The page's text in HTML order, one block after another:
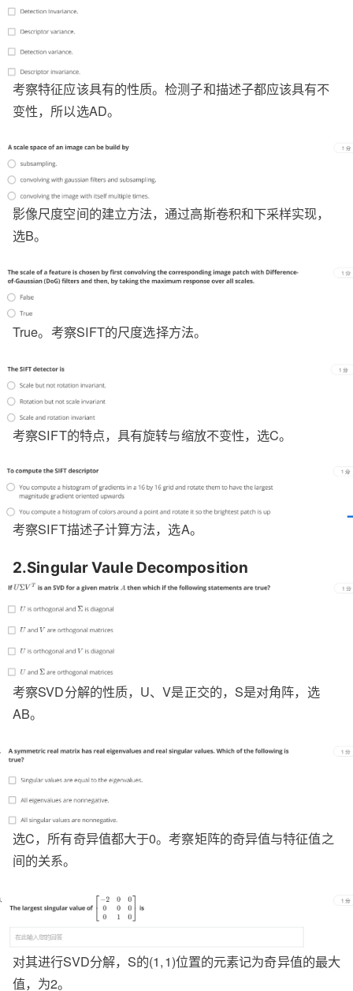
考察特征应该具有的性质。检测子和描述子都应该具有不
变性，所以选AD。
影像尺度空间的建立方法，通过高斯卷积和下采样实现，
选B。
True。考察SIFT的尺度选择方法。
考察SIFT的特点，具有旋转与缩放不变性，选C。
考察SIFT描述子计算方法，选A。
2.Singular Vaule Decomposition
考察SVD分解的性质，U、V是正交的，S是对角阵，选
AB。
选C，所有奇异值都大于0。考察矩阵的奇异值与特征值之
间的关系。
对其进行SVD分解，S的(1,1)位置的元素记为奇异值的最大
值，为2。